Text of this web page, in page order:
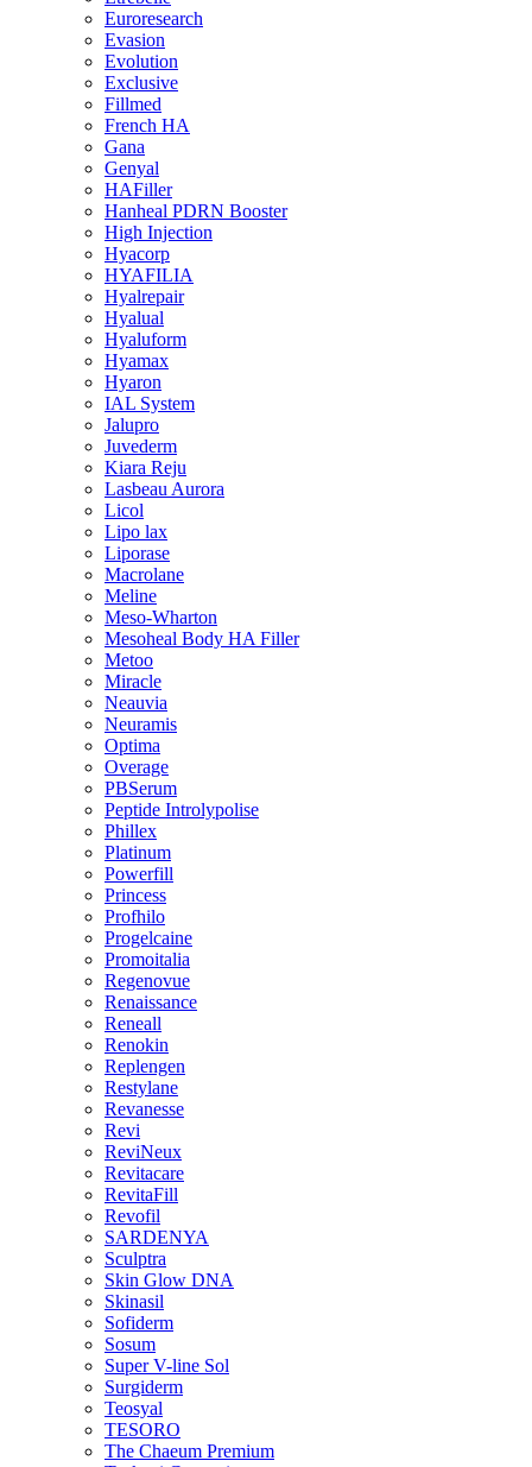
Euroresearch
Evasion
Evolution
Exclusive
Fillmed
French HA
Gana
Genyal
HAFiller
Hanheal PDRN Booster
High Injection
Hyacorp
HYAFILIA
Hyalrepair
Hyalual
Hyaluform
Hyamax
Hyaron
IAL System
Jalupro
Juvederm
Kiara Reju
Lasbeau Aurora
Licol
Lipo lax
Liporase
Macrolane
Meline
Meso-Wharton
Mesoheal Body HA Filler
Metoo
Miracle
Neauvia
Neuramis
Optima
Overage
PBSerum
Peptide Introlypolise
Phillex
Platinum
Powerfill
Princess
Profhilo
Progelcaine
Promoitalia
Regenovue
Renaissance
Reneall
Renokin
Replengen
Restylane
Revanesse
Revi
ReviNeux
Revitacare
RevitaFill
Revofil
SARDENYA
Sculptra
Skin Glow DNA
Skinasil
Sofiderm
Sosum
Super V-line Sol
Surgiderm
Teosyal
TESORO
The Chaeum Premium